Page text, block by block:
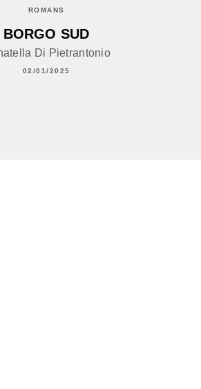
ROMANS
BORGO SUD
Di Pietrantonio
02/01/2025